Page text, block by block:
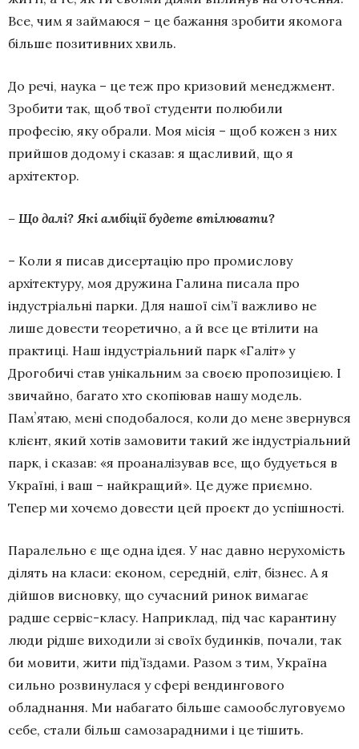
Все, чим я займаюся – це бажання зробити якомога
більше позитивних хвиль.
До речі, наука – це теж про кризовий менеджмент.
Зробити так, щоб твої студенти полюбили
професію, яку обрали. Моя місія – щоб кожен з них
прийшов додому і сказав: я щасливий, що я
архітектор.
– Що далі? Які амбіції будете втілювати?
– Коли я писав дисертацію про промислову
архітектуру, моя дружина Галина писала про
індустріальні парки. Для нашої сім’ї важливо не
лише довести теоретично, а й все це втілити на
практиці. Наш індустріальний парк «Галіт» у
Дрогобичі став унікальним за своєю пропозицією. І
звичайно, багато хто скопіював нашу модель.
Памʼятаю, мені сподобалося, коли до мене звернувся
клієнт, який хотів замовити такий же індустріальний
парк, і сказав: «я проаналізував все, що будується в
Україні, і ваш – найкращий». Це дуже приємно.
Тепер ми хочемо довести цей проєкт до успішності.
Паралельно є ще одна ідея. У нас давно нерухомість
ділять на класи: економ, середній, еліт, бізнес. А я
дійшов висновку, що сучасний ринок вимагає
радше сервіс-класу. Наприклад, під час карантину
люди рідше виходили зі своїх будинків, почали, так
би мовити, жити під’їздами. Разом з тим, Україна
сильно розвинулася у сфері вендингового
обладнання. Ми набагато більше самообслуговуємо
себе, стали більш самозарадними і це тішить.